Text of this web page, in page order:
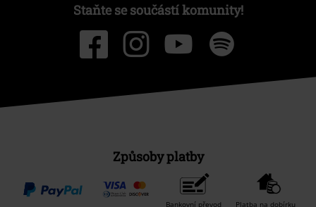
Staňte se součástí komunity!
Způsoby platby
Bankovní převod Platba na dobírku